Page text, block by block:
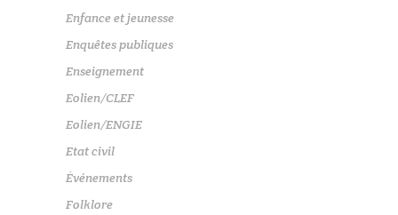
Enfance et jeunesse
Enquêtes publiques
Enseignement
Eolien/CLEF
Eolien/ENGIE
Etat civil
Événements
Folklore